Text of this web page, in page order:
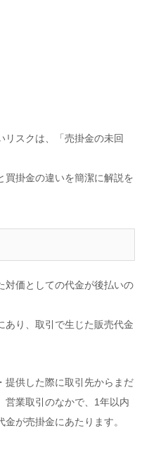
リスクは、「売掛金の未回
買掛金の違いを簡潔に解説を
対価としての代金が後払いの
あり、取引で生じた販売代金
提供した際に取引先からまだ
営業取引のなかで、1年以内
が売掛金にあたります。